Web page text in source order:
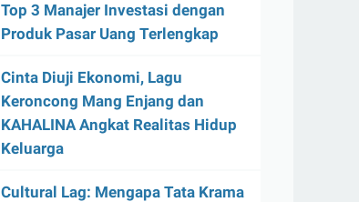
Top 3 Manajer Investasi dengan
Produk Pasar Uang Terlengkap
Cinta Diuji Ekonomi, Lagu
Keroncong Mang Enjang dan
KAHALINA Angkat Realitas Hidup
Keluarga
Cultural Lag: Mengapa Tata Krama